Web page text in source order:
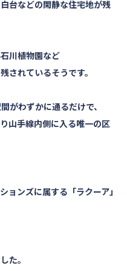
台などの閑静な住宅地が残
川植物園など
されているそうです。
がわずかに通るだけで、
山手線内側に入る唯一の区
ョンズに属する「ラクーア」
た。